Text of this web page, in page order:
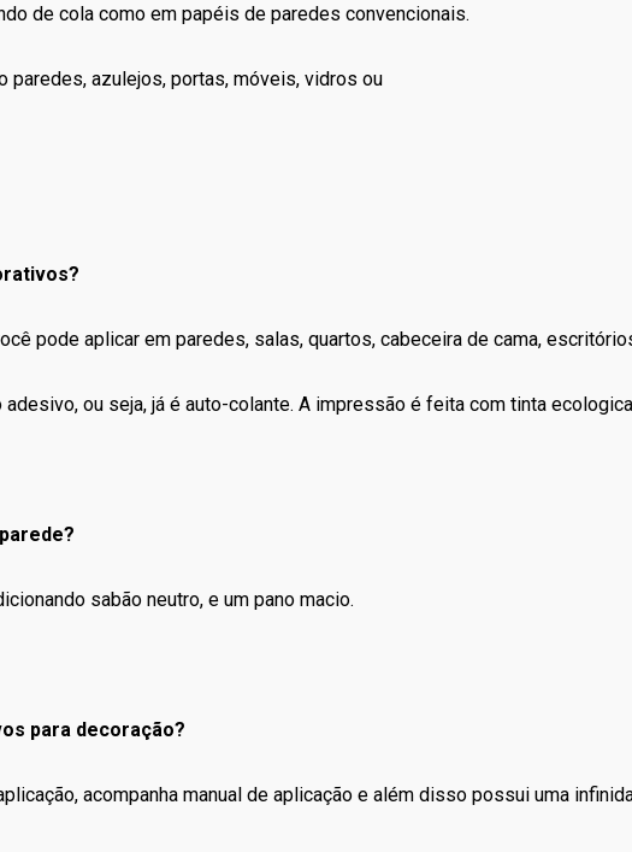
de cola como em papéis de paredes convencionais.
azulejos, portas, móveis, vidros ou
pode aplicar em paredes, salas, quartos, cabeceira de cama,
ou seja, já é auto-colante. A impressão é feita com tinta
sabão neutro, e um pano macio.
para decoração?
acompanha manual de aplicação e além disso possui uma